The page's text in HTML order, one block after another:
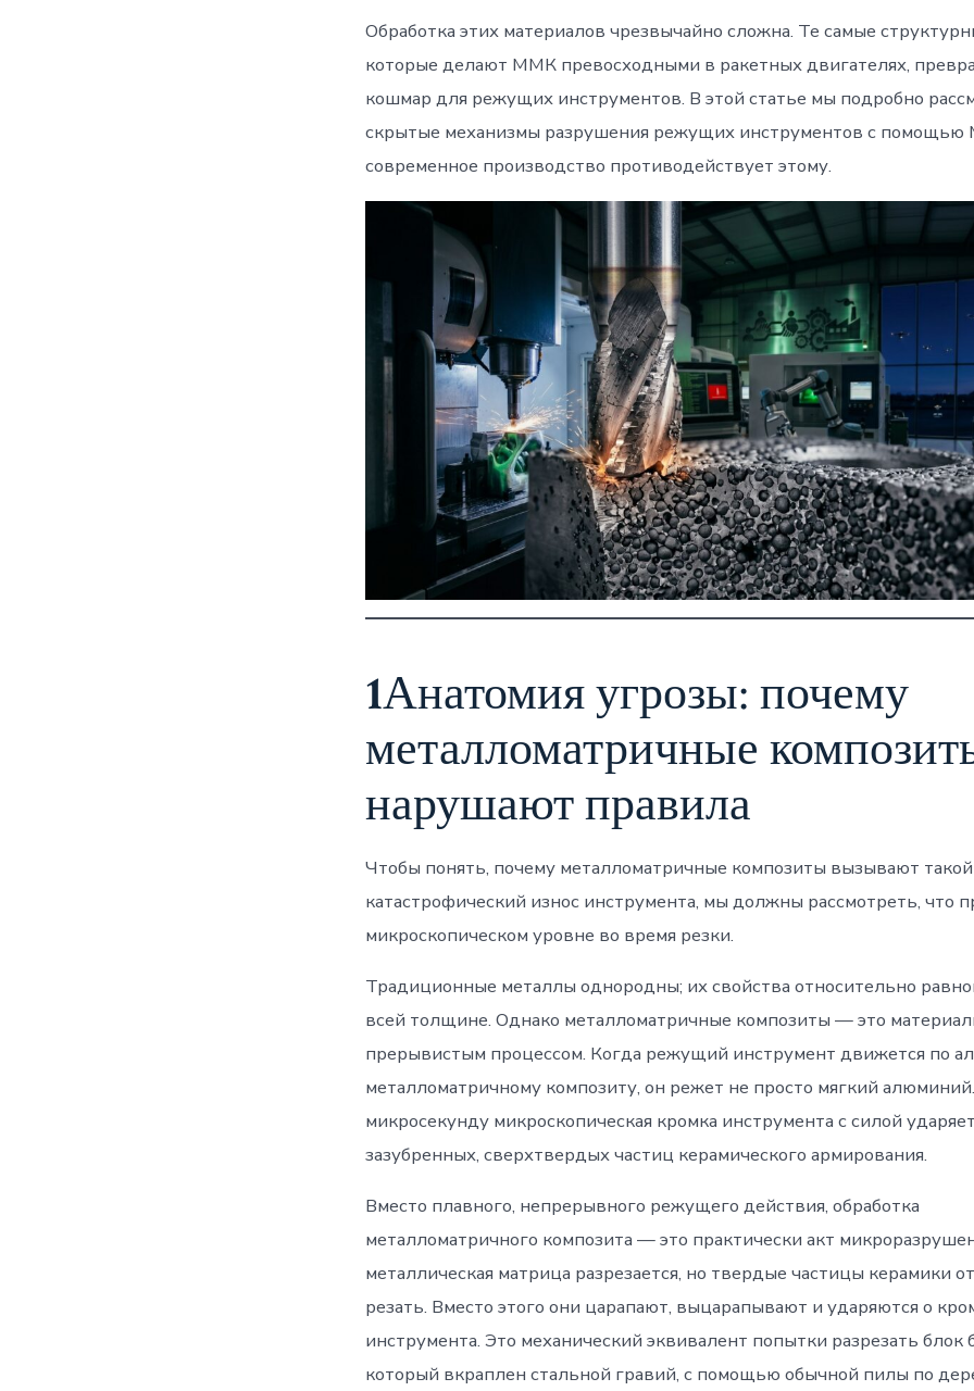
Обработка этих материалов чрезвычайно сложна. Те самые
которые делают ММК превосходными в ракетных двигателях,
кошмар для режущих инструментов. В этой статье мы подробно
скрытые механизмы разрушения режущих инструментов с помощью
современное производство противодействует этому.
1Анатомия угрозы: почему
металломатричные
нарушают правила
Чтобы понять, почему металломатричные композиты вызывают такой
катастрофический износ инструмента, мы должны рассмотреть, что
микроскопическом уровне во время резки.
Традиционные металлы однородны; их свойства относительно
всей толщине. Однако металломатричные композиты — это
прерывистым процессом. Когда режущий инструмент движется по
металломатричному композиту, он режет не просто мягкий
микросекунду микроскопическая кромка инструмента с силой
зазубренных, сверхтвердых частиц керамического армирования.
Вместо плавного, непрерывного режущего действия, обработка
металломатричного композита — это практически акт
металлическая матрица разрезается, но твердые частицы керамики
резать. Вместо этого они царапают, выцарапывают и ударяются о
инструмента. Это механический эквивалент попытки разрезать блок
который вкраплен стальной гравий, с помощью обычной пилы по